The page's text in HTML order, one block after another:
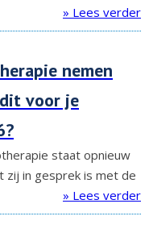
» Lees verder
nemen
voor je
staat opnieuw
zij in gesprek is met de
» Lees verder